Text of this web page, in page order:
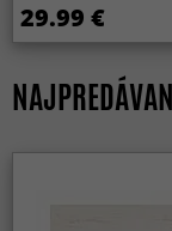
29.99 €